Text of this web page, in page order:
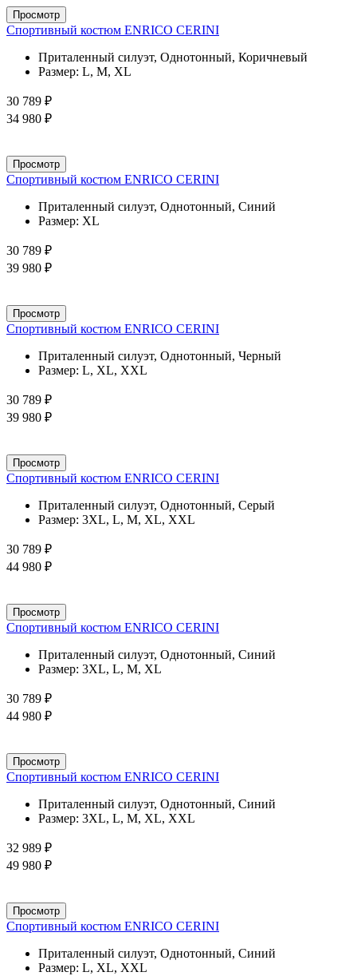
Просмотр
Спортивный костюм ENRICO CERINI
Приталенный силуэт, Однотонный, Коричневый
Размер: L, M, XL
30 789 ₽
34 980 ₽
Просмотр
Спортивный костюм ENRICO CERINI
Приталенный силуэт, Однотонный, Синий
Размер: XL
30 789 ₽
39 980 ₽
Просмотр
Спортивный костюм ENRICO CERINI
Приталенный силуэт, Однотонный, Черный
Размер: L, XL, XXL
30 789 ₽
39 980 ₽
Просмотр
Спортивный костюм ENRICO CERINI
Приталенный силуэт, Однотонный, Серый
Размер: 3XL, L, M, XL, XXL
30 789 ₽
44 980 ₽
Просмотр
Спортивный костюм ENRICO CERINI
Приталенный силуэт, Однотонный, Синий
Размер: 3XL, L, M, XL
30 789 ₽
44 980 ₽
Просмотр
Спортивный костюм ENRICO CERINI
Приталенный силуэт, Однотонный, Синий
Размер: 3XL, L, M, XL, XXL
32 989 ₽
49 980 ₽
Просмотр
Спортивный костюм ENRICO CERINI
Приталенный силуэт, Однотонный, Синий
Размер: L, XL, XXL